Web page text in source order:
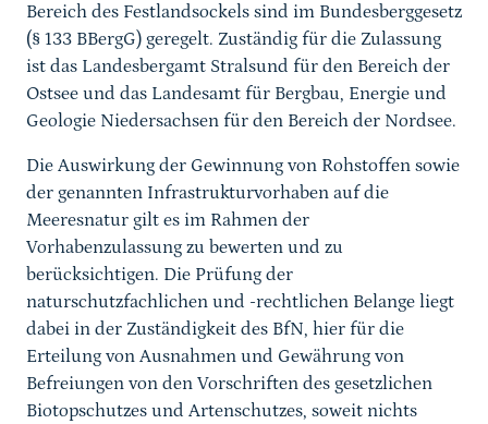
Bereich des Festlandsockels sind im Bundesberggesetz
(§ 133 BBergG) geregelt. Zuständig für die Zulassung
ist das Landesbergamt Stralsund für den Bereich der
Ostsee und das Landesamt für Bergbau, Energie und
Geologie Niedersachsen für den Bereich der Nordsee.
Die Auswirkung der Gewinnung von Rohstoffen sowie
der genannten Infrastrukturvorhaben auf die
Meeresnatur gilt es im Rahmen der
Vorhabenzulassung zu bewerten und zu
berücksichtigen. Die Prüfung der
naturschutzfachlichen und -rechtlichen Belange liegt
dabei in der Zuständigkeit des BfN, hier für die
Erteilung von Ausnahmen und Gewährung von
Befreiungen von den Vorschriften des gesetzlichen
Biotopschutzes und Artenschutzes, soweit nichts